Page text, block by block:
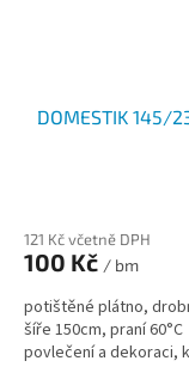
DOMESTIK 145/
121 Kč včetně DPH
100 Kč / bm
potištěné plátno,
šíře 150cm, praní
povlečení a dekoraci,